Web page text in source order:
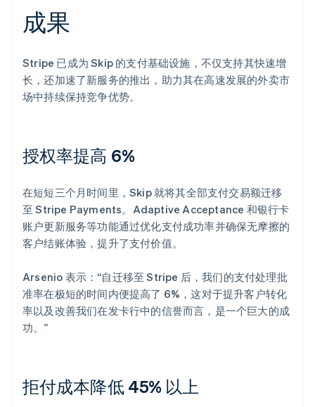
成果
Stripe 已成为 Skip 的支付基础设施，不仅支持其快速增
长，还加速了新服务的推出，助力其在高速发展的外卖市
场中持续保持竞争优势。
授权率提高 6%
在短短三个月时间里，Skip 就将其全部支付交易额迁移
至 Stripe Payments。Adaptive Acceptance 和银行卡
账户更新服务等功能通过优化支付成功率并确保无摩擦的
客户结账体验，提升了支付价值。
Arsenio 表示：“自迁移至 Stripe 后，我们的支付处理批
准率在极短的时间内便提高了 6%，这对于提升客户转化
率以及改善我们在发卡行中的信誉而言，是一个巨大的成
功。”
拒付成本降低 45% 以上